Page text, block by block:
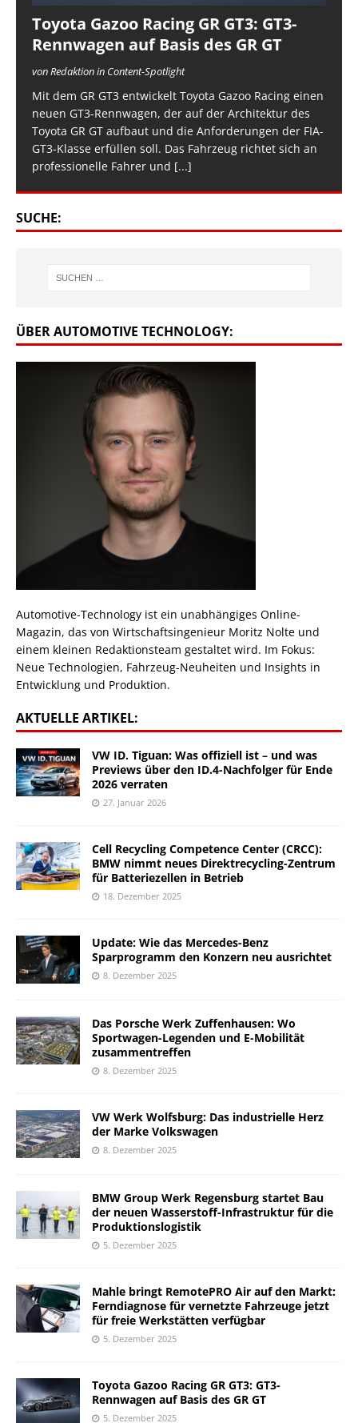
Toyota Gazoo Racing GR GT3: GT3-
Rennwagen auf Basis des GR GT
von Redaktion in Content-Spotlight
Mit dem GR GT3 entwickelt Toyota Gazoo Racing einen
neuen GT3-Rennwagen, der auf der Architektur des
Toyota GR GT aufbaut und die Anforderungen der FIA-
GT3-Klasse erfüllen soll. Das Fahrzeug richtet sich an
professionelle Fahrer und [...]
SUCHE:
ÜBER AUTOMOTIVE TECHNOLOGY:
Automotive-Technology ist ein unabhängiges Online-
Magazin, das von Wirtschaftsingenieur Moritz Nolte und
einem kleinen Redaktionsteam gestaltet wird. Im Fokus:
Neue Technologien, Fahrzeug-Neuheiten und Insights in
Entwicklung und Produktion.
AKTUELLE ARTIKEL:
VW ID. Tiguan: Was offiziell ist – und was
Previews über den ID.4-Nachfolger für Ende
2026 verraten
27. Januar 2026
Cell Recycling Competence Center (CRCC):
BMW nimmt neues Direktrecycling-Zentrum
für Batteriezellen in Betrieb
18. Dezember 2025
Update: Wie das Mercedes-Benz
Sparprogramm den Konzern neu ausrichtet
8. Dezember 2025
Das Porsche Werk Zuffenhausen: Wo
Sportwagen-Legenden und E-Mobilität
zusammentreffen
8. Dezember 2025
VW Werk Wolfsburg: Das industrielle Herz
der Marke Volkswagen
8. Dezember 2025
BMW Group Werk Regensburg startet Bau
der neuen Wasserstoff-Infrastruktur für die
Produktionslogistik
5. Dezember 2025
Mahle bringt RemotePRO Air auf den Markt:
Ferndiagnose für vernetzte Fahrzeuge jetzt
für freie Werkstätten verfügbar
5. Dezember 2025
Toyota Gazoo Racing GR GT3: GT3-
Rennwagen auf Basis des GR GT
5. Dezember 2025